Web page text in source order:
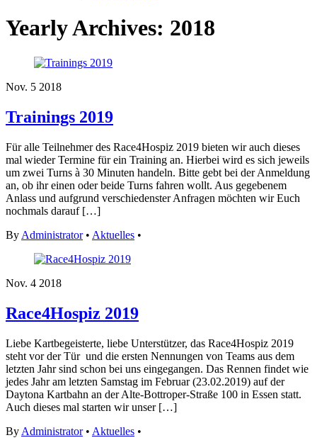
Yearly Archives: 2018
Nov. 5 2018
Trainings 2019
Für alle Teilnehmer des Race4Hospiz 2019 bieten wir auch dieses
mal wieder Termine für ein Training an. Hierbei wird es sich jeweils
um zwei Turns à 30 Minuten handeln. Bitte gebt bei der Anmeldung
an, ob ihr einen oder beide Turns fahren wollt. Aus gegebenem
Anlass und aufgrund verschiedenster Anfragen möchten wir Euch
nochmals darauf […]
By Administrator• Aktuelles •
Nov. 4 2018
Race4Hospiz 2019
Liebe Kartbegeisterte, liebe Unterstützer, das Race4Hospiz 2019
steht vor der Tür und die ersten Nennungen von Teams aus dem
letzten Jahr sind schon bei uns eingegangen. Das Rennen findet wie
jedes Jahr am letzten Samstag im Februar (23.02.2019) auf der
Daytona Kartbahn an der Alte-Bottroper-Straße 100 in Essen statt.
Auch dieses mal starten wir unser […]
By Administrator• Aktuelles •